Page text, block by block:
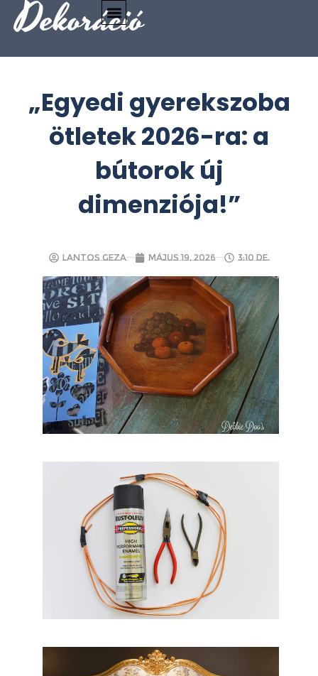
Dekoráció
„Egyedi gyerekszoba
ötletek 2026-ra: a
bútorok új
dimenziója!”
Lantos Geza május 19, 2026 3:10 de.